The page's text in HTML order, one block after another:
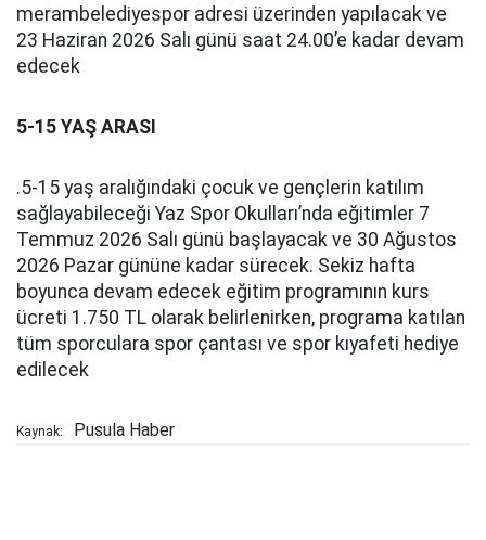
merambelediyespor adresi üzerinden yapılacak ve
23 Haziran 2026 Salı günü saat 24.00’e kadar devam
edecek
5-15 YAŞ ARASI
.5-15 yaş aralığındaki çocuk ve gençlerin katılım
sağlayabileceği Yaz Spor Okulları’nda eğitimler 7
Temmuz 2026 Salı günü başlayacak ve 30 Ağustos
2026 Pazar gününe kadar sürecek. Sekiz hafta
boyunca devam edecek eğitim programının kurs
ücreti 1.750 TL olarak belirlenirken, programa katılan
tüm sporculara spor çantası ve spor kıyafeti hediye
edilecek
Kaynak: Pusula Haber